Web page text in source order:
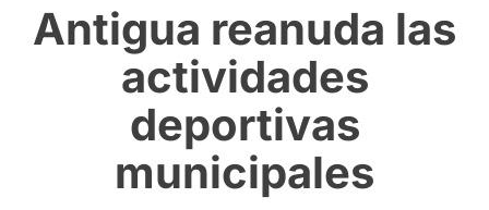
Antigua reanuda las
actividades
deportivas
municipales